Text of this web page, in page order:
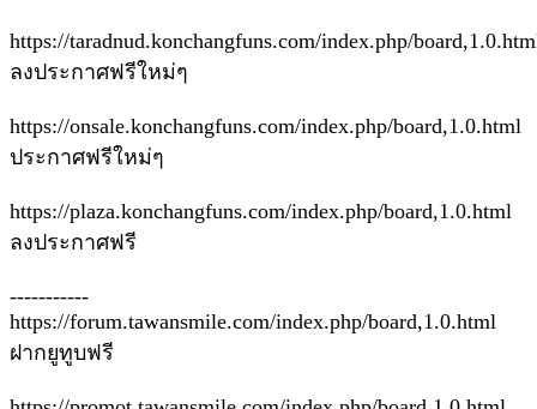
https://taradnud.konchangfuns.com/index.php/
ลงประกาศฟรีใหม่ๆ
https://onsale.konchangfuns.com/index.php/board,1.0.html
ประกาศฟรีใหม่ๆ
https://plaza.konchangfuns.com/index.php/board,1.0.html
ลงประกาศฟรี
-----------
https://forum.tawansmile.com/index.php/board,1.0.html
ฝากยูทูบฟรี